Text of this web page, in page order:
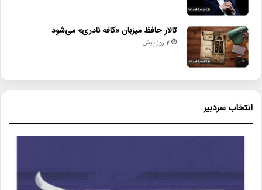
تالار حافظ میزبان «کافه نادری» می‌شود
2 روز پیش
انتخاب سردبیر